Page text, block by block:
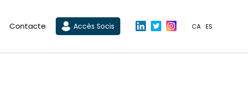
Contacte Accès Socis CA ES